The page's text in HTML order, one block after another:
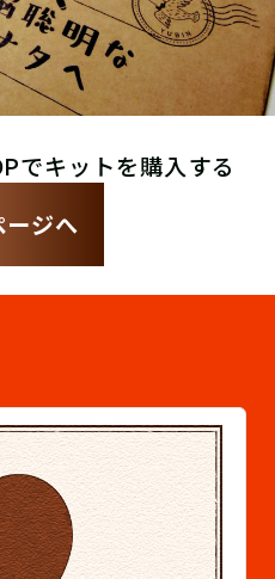
でキットを購入する
ジへ